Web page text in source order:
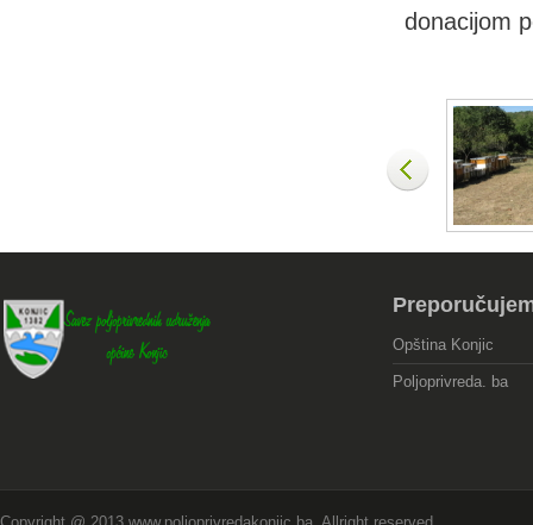
donacijom
Opština Konjic
Poljoprivreda. ba